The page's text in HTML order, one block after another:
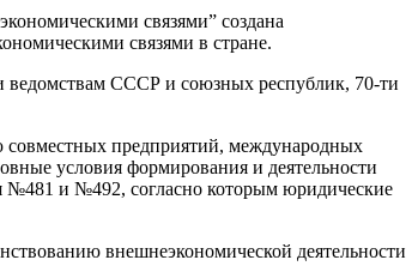
связями” создана
связями в стране.
ведомствам СССР и союзных республик, 70-ти
совместных предприятий, международных
условия формирования и деятельности
№481 и №492, согласно которым юридические
внешнеэкономической деятельности